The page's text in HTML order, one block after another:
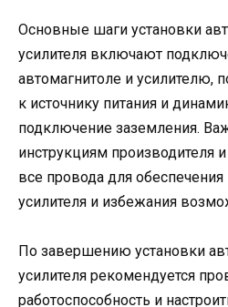
Основные шаги установки
усилителя включают
автомагнитоле и усилителю,
к источнику питания и
подключение заземления.
инструкциям производителя
все провода для
усилителя и избежания
По завершению установки
усилителя рекомендуется
работоспособность и